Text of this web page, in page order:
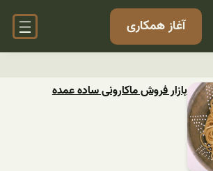
آغاز همکاری
بازار فروش ماکارونی ساده عمده